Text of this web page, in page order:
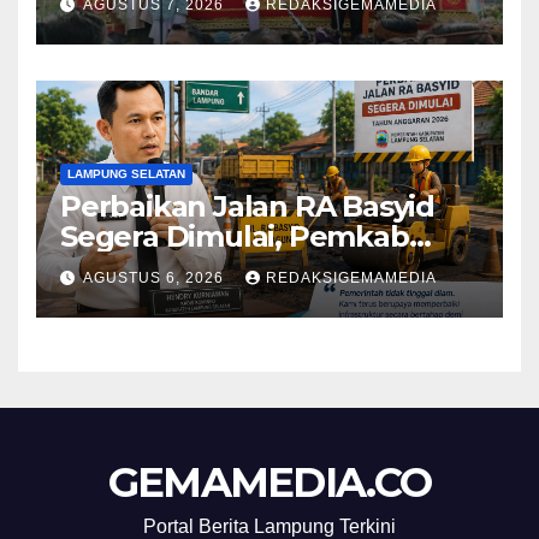
‘Penglipuran’ Kedua pada
2027
AGUSTUS 7, 2026 REDAKSIGEMAMEDIA
LAMPUNG SELATAN
Perbaikan Jalan RA Basyid
Segera Dimulai, Pemkab
Lampung Selatan Pastikan
Mobilitas Warga Lebih Aman
dan Nyaman
AGUSTUS 6, 2026 REDAKSIGEMAMEDIA
GEMAMEDIA.CO
Portal Berita Lampung Terkini